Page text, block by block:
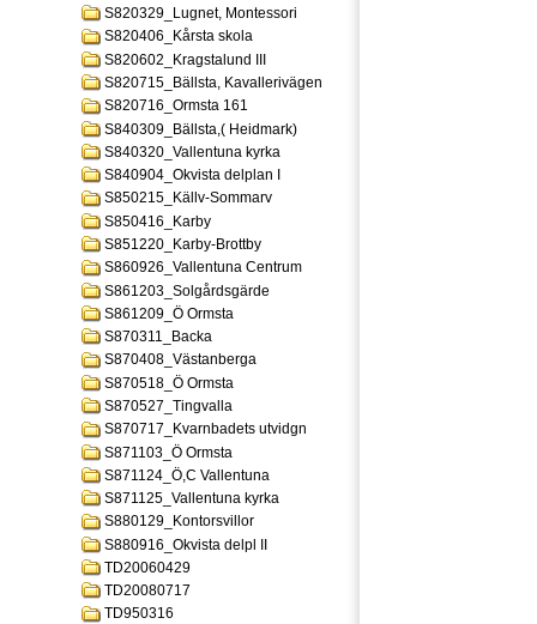
S820329_Lugnet, Montessori
S820406_Kårsta skola
S820602_Kragstalund III
S820715_Bällsta, Kavallerivägen
S820716_Ormsta 161
S840309_Bällsta,( Heidmark)
S840320_Vallentuna kyrka
S840904_Okvista delplan I
S850215_Källv-Sommarv
S850416_Karby
S851220_Karby-Brottby
S860926_Vallentuna Centrum
S861203_Solgårdsgärde
S861209_Ö Ormsta
S870311_Backa
S870408_Västanberga
S870518_Ö Ormsta
S870527_Tingvalla
S870717_Kvarnbadets utvidgn
S871103_Ö Ormsta
S871124_Ö,C Vallentuna
S871125_Vallentuna kyrka
S880129_Kontorsvillor
S880916_Okvista delpl II
TD20060429
TD20080717
TD950316